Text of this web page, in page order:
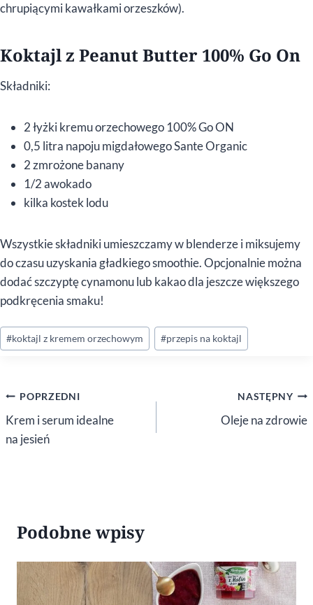
chrupiącymi kawałkami orzeszków).
Koktajl z Peanut Butter 100% Go On
Składniki:
2 łyżki kremu orzechowego 100% Go ON
0,5 litra napoju migdałowego Sante Organic
2 zmrożone banany
1/2 awokado
kilka kostek lodu
Wszystkie składniki umieszczamy w blenderze i miksujemy
do czasu uzyskania gładkiego smoothie. Opcjonalnie można
dodać szczyptę cynamonu lub kakao dla jeszcze większego
podkręcenia smaku!
Tagi
wpisu:
#koktajl z kremem orzechowym #przepis na koktajl
Nawigacja
wpisu
POPRZEDNI
Krem i serum idealne
na jesień
NASTĘPNY
Oleje na zdrowie
Podobne wpisy